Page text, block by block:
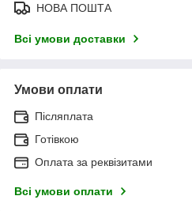
НОВА ПОШТА
Всі умови доставки
Умови оплати
Післяплата
Готівкою
Оплата за реквізитами
Всі умови оплати